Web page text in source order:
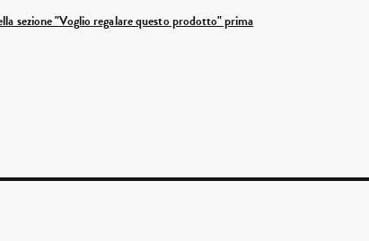
sezione "Voglio regalare questo prodotto" prima